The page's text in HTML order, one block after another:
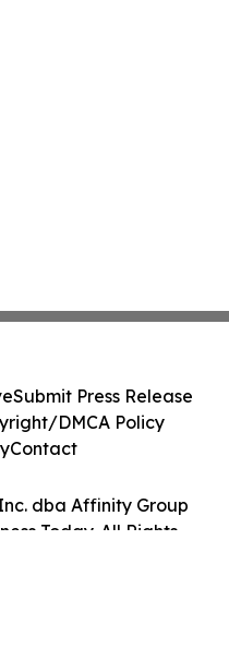
dba Affinity Group
Today. All Rights
Submit Press Release
DMCA Policy
Contact